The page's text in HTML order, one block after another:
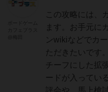
この攻略には、
ます。お手元に
ンwikiなどでカ
ただきたいです
チーフにした拡
ードが入ってい